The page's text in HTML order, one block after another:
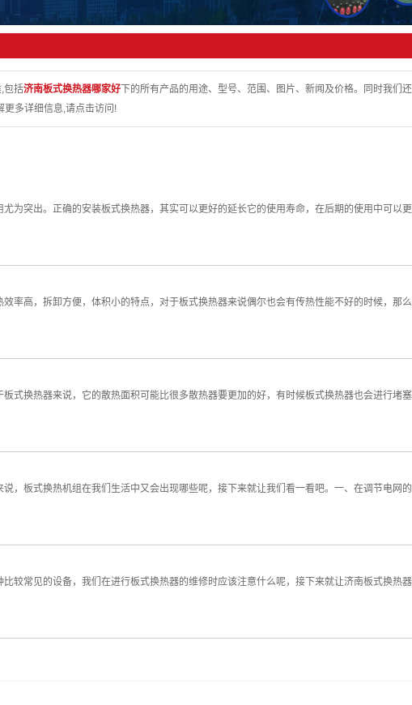
备
包括济南板式换热器哪家好 下的所有产品的用途、型号、范围、图片、新闻及价格。同时我们
更多详细信息,请点击访问!
突出。正确的安装板式换热器，其实可以更好的延长它的使用寿命，在后期的使用中可以
率高，拆卸方便，体积小的特点，对于板式换热器来说偶尔也会有传热性能不好的时候，那
式换热器来说，它的散热面积可能比很多散热器要更加的好，有时候板式换热器也会进行堵
，板式换热机组在我们生活中又会出现哪些呢，接下来就让我们看一看吧。一、在调节电网
较常见的设备，我们在进行板式换热器的维修时应该注意什么呢，接下来就让济南板式换热